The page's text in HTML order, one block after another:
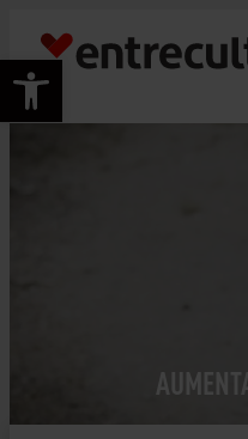
Abrir barra de ferramentas
contido